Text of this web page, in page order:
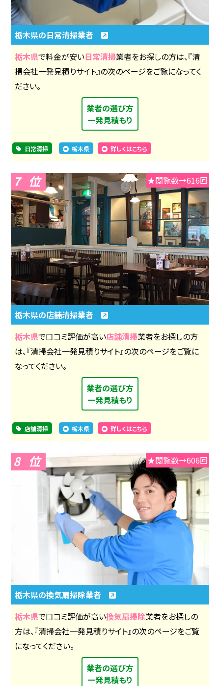
栃木県の日常清掃業者
栃木県で料金が安い日常清掃業者をお探しの方は、『清
掃会社一発見積りサイト』の次のページをご覧になってく
ださい。
業者の選び方
一発見積もり
日常清掃 栃木県 詳しくはこちら
7 ★閲覧数→616回
栃木県の店舗清掃業者
栃木県で口コミ評価が高い店舗清掃業者をお探しの方
は、『清掃会社一発見積りサイト』の次のページをご覧に
なってください。
業者の選び方
一発見積もり
店舗清掃 栃木県 詳しくはこちら
8 ★閲覧数→606回
栃木県の換気扇掃除業者
栃木県で口コミ評価が高い換気扇掃除業者をお探しの
方は、『清掃会社一発見積りサイト』の次のページをご覧
になってください。
業者の選び方
一発見積もり